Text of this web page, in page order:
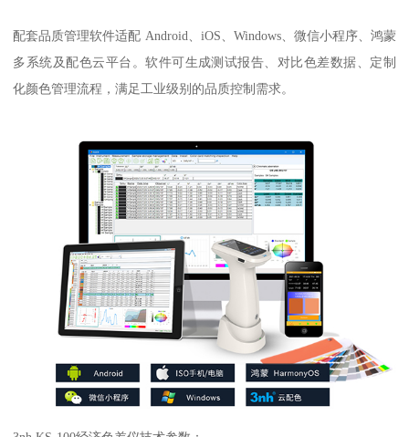
配套品质管理软件适配 Android iOS Windows、微信小程序、鸿蒙
多系统及配色云平台。软件可生成测试报告、对比色差数据、定制
化颜色管理流程，满足工业级别的品质控制需求。